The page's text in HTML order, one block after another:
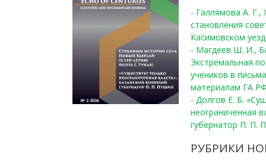
- Галлямова А.
становления
Касимовском
- Магдеев Ш. И.,
Экстремальная
учеников в
материалам ГА
- Долгов Е. Б.
неограниченная
губернатор П. П.
РУБРИКИ